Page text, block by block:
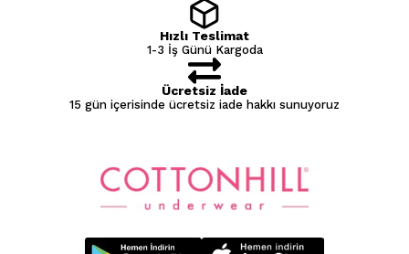
Hızlı Teslimat
1-3 İş Günü Kargoda
Ücretsiz İade
15 gün içerisinde ücretsiz iade hakkı sunuyoruz